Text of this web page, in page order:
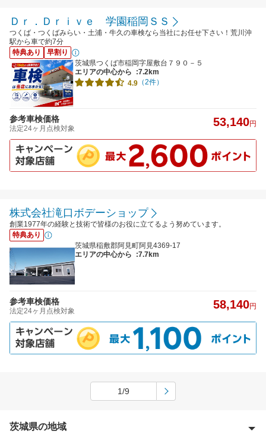
Ｄｒ．Ｄｒｉｖｅ 学園稲岡ＳＳ
つくば・つくばみらい・土浦・牛久の車検なら当社にお任せ下さい！荒川沖
駅から車で約7分
特典あり
早割り
茨城県つくば市稲岡字屋敷台７９０－５
エリアの中心から
:7.2km
4.9 （2件）
参考車検価格
法定24ヶ月点検対象 53,140円
株式会社滝口ボデーショップ
創業1977年の経験と技術で皆様のお役に立てるよう努めています。
特典あり
茨城県稲敷郡阿見町阿見4369-17
エリアの中心から
:7.7km
参考車検価格
法定24ヶ月点検対象 58,140円
1/9
茨城県の地域